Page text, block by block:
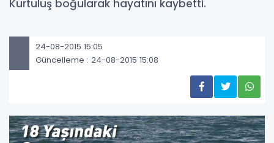
Kurtuluş boğularak hayatını kaybetti.
24-08-2015 15:05
Güncelleme : 24-08-2015 15:08